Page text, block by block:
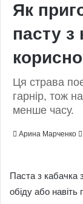
Як
пасту з
корисно
Ця страва
гарнір, тож
менше часу.
Арина Марченко
Паста з кабачка
обіду або навіть